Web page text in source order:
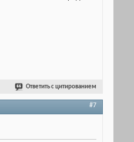
Ответить с цитированием
#7